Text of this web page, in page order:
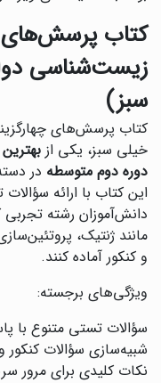
کتاب پرسش‌های
زیست‌شناسی
سبز)
‌کتاب پرسش‌های
خیلی سبز، یکی از
دوره دوم متوسطه در
این کتاب با ارائه
دانش‌آموزان رشته
مانند ژنتیک،
و کنکور آماده کنند.
ویژگی‌های برجسته:
سؤالات تستی متنوع با
شبیه‌سازی سؤالات کنکور
نکات کلیدی برای مرور